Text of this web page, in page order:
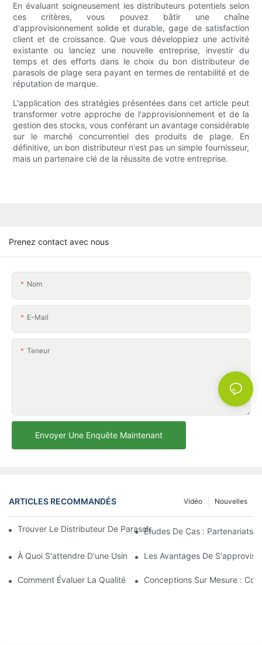
En évaluant soigneusement les distributeurs potentiels selon
ces critères, vous pouvez bâtir une chaîne
d'approvisionnement solide et durable, gage de satisfaction
client et de croissance. Que vous développiez une activité
existante ou lanciez une nouvelle entreprise, investir du
temps et des efforts dans le choix du bon distributeur de
parasols de plage sera payant en termes de rentabilité et de
réputation de marque.
L'application des stratégies présentées dans cet article peut
transformer votre approche de l'approvisionnement et de la
gestion des stocks, vous conférant un avantage considérable
sur le marché concurrentiel des produits de plage. En
définitive, un bon distributeur n'est pas un simple fournisseur,
mais un partenaire clé de la réussite de votre entreprise.
Prenez contact avec nous
Nom
E-Mail
Teneur
Envoyer Une Enquête Maintenant
ARTICLES RECOMMANDÉS Nouvelles
Vidéo
Trouver Le Distributeur De Parasols De Plage Idéal Pour Votre
Études De Cas : Partenariats
À Quoi S'attendre D'une Usine De Chaises Longues D'extérieur
Les Avantages De
Comment Évaluer La Qualité D'une Usine De Chaises Longues
Conceptions Sur Mesure :